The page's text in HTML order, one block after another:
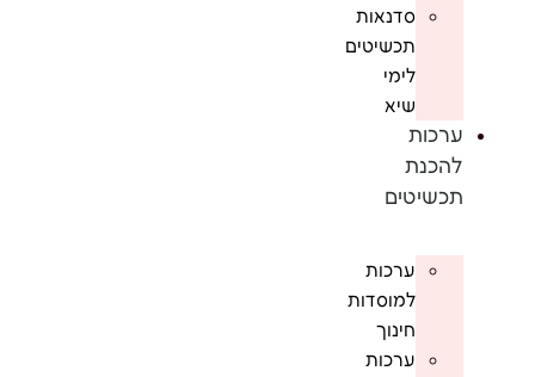
סדנאות
תכשיטים
לימי
שיא
ערכות
להכנת
תכשיטים
ערכות
למוסדות
חינוך
ערכות